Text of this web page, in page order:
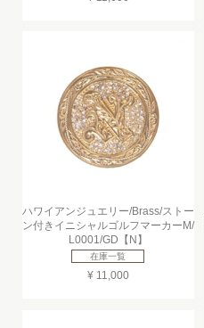
ハワイアンジュエリー/Brass/ストー
ン付きイニシャルゴルフマーカーM/
L0001/GD【N】
在庫一覧
¥ 11,000